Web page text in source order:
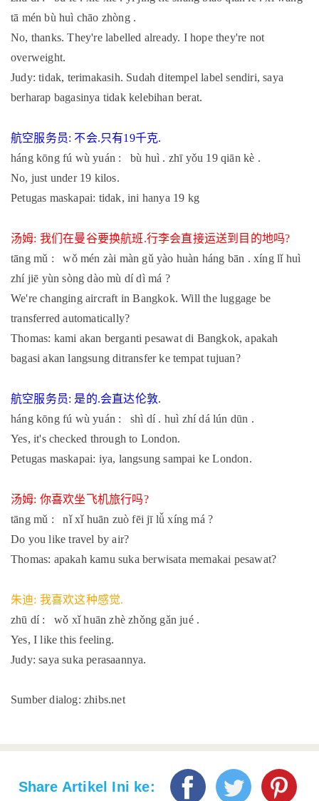
tā mén bù huì chāo zhòng .
No, thanks. They're labelled already. I hope they're not
overweight.
Judy: tidak, terimakasih. Sudah ditempel label sendiri, saya
berharap bagasinya tidak kelebihan berat.
航空服务员: 不会.只有19千克.
háng kōng fú wù yuán : bù huì . zhī yǒu 19 qiān kè .
No, just under 19 kilos.
Petugas maskapai: tidak, ini hanya 19 kg
汤姆: 我们在曼谷要换航班.行李会直接运送到目的地吗?
tāng mǔ : wǒ mén zài màn gǔ yào huàn háng bān . xíng lǐ huì
zhí jiē yùn sòng dào mù dí dì má ?
We're changing aircraft in Bangkok. Will the luggage be
transferred automatically?
Thomas: kami akan berganti pesawat di Bangkok, apakah
bagasi akan langsung ditransfer ke tempat tujuan?
航空服务员: 是的.会直达伦敦.
háng kōng fú wù yuán : shì dí . huì zhí dá lún dūn .
Yes, it's checked through to London.
Petugas maskapai: iya, langsung sampai ke London.
汤姆: 你喜欢坐飞机旅行吗?
tāng mǔ : nǐ xǐ huān zuò fēi jī lǚ xíng má ?
Do you like travel by air?
Thomas: apakah kamu suka berwisata memakai pesawat?
朱迪: 我喜欢这种感觉.
zhū dí : wǒ xǐ huān zhè zhǒng gǎn jué .
Yes, I like this feeling.
Judy: saya suka perasaannya.
Sumber dialog: zhibs.net
Share Artikel Ini ke: